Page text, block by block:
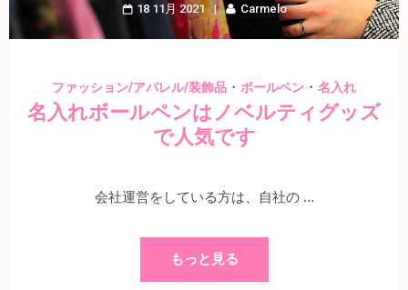
18 11月 2021 Carmelo
ファッション/アパレル/装飾品 ・ ボールペン ・ 名入れ
名入れボールペンはノベルティグッズ
で人気です
会社運営をしている方は、自社の …
もっと見る